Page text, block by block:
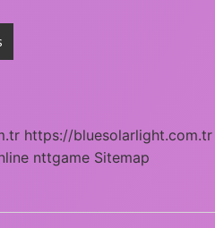
https://bluesolarlight.com.tr
nttgame Sitemap